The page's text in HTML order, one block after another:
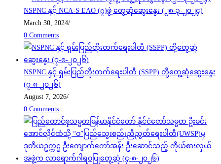
NSPNC နှင့် NCA-S EAO (၇)ဖွဲ့ တွေ့ဆုံဆွေးနွေး (၂၈-၃-၂၀၂၄)
March 30, 2024/
0 Comments
NSPNC နှင့် ရှမ်းပြည်တိုးတက်ရေးပါတီ (SSPP) တို့တွေ့ဆုံဆွေးနွေး
(၇-၈-၂၀၂၆)
August 7, 2026/
0 Comments